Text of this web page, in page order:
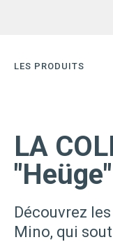
LES PRODUITS
LA
"Heüge"
Découvrez
Mino, qui